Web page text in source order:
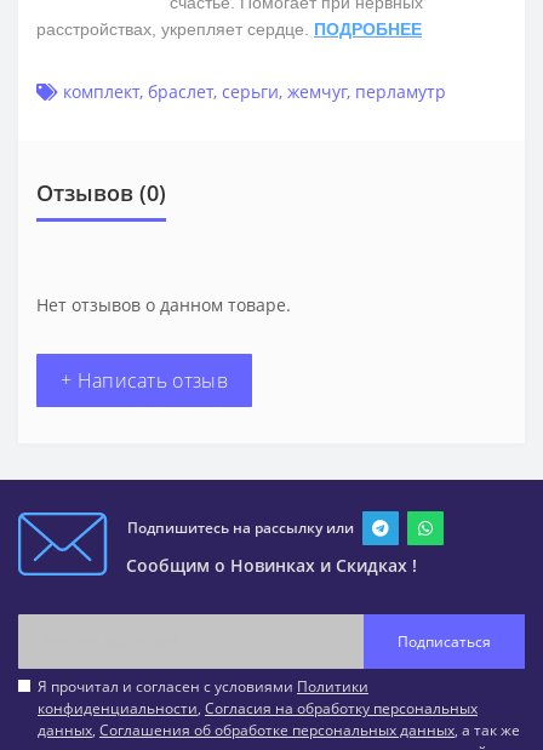
расстройствах, укрепляет сердце. ПОДРОБНЕЕ
комплект, браслет, серьги, жемчуг, перламутр
Отзывов (0)
Нет отзывов о данном товаре.
+ Написать отзыв
Подпишитесь на рассылку или
Сообщим о Новинках и Скидках !
Подписаться
Я прочитал и согласен с условиями Политики
конфиденциальности, Согласия на обработку персональных
данных, Соглашения об обработке персональных данных, а так же